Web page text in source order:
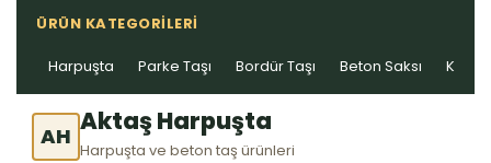
ÜRÜN KATEGORILERI
Harpuşta Parke Taşı Bordür Taşı Beton Saksı Kablo
AH Aktaş Harpuşta
Harpuşta ve beton taş ürünleri